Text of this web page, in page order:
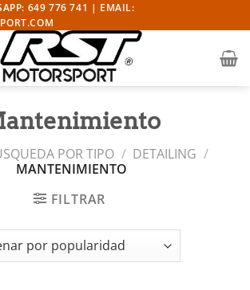
649 776 741 | EMAIL:
POR TIPO / DETAILING /
MANTENIMIENTO
FILTRAR